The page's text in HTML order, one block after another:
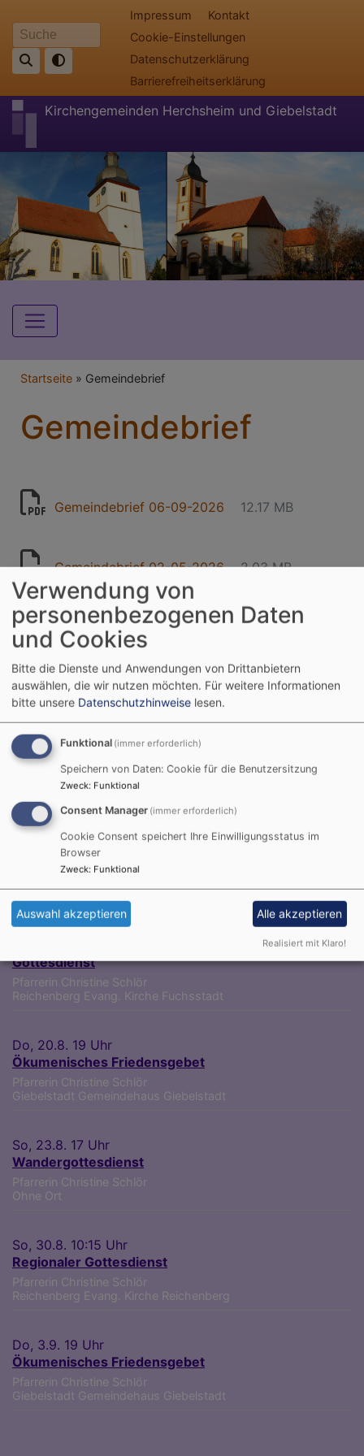
zum
Inhalt
Suche
Fußbereichsmenü
Impressum
Kontakt
Cookie-Einstellungen
Datenschutzerklärung
Barrierefreiheitserklärung
Kirchengemeinden Herchsheim und Giebelstadt
Hauptnavigation
Breadcrumb
Startseite Gemeindebrief
Gemeindebrief
Gemeindebrief 06-09-2026 12.17 MB
Gemeindebrief 02-05-2026 2.03 MB
Tageslosung
Siehe, was ich früher verkündigt habe, ist
gekommen. So verkündige ich auch Neues; ehe
denn es sprosst, lasse ich's euch hören.
Jesaja 42,9
Der Menschensohn ist's, der den guten Samen sät.
Matthäus 13,37-38
© Evangelische Brüder-Unität –
Weitere Informationen finden Sie
Nächste Gottesdienste
Gottesdienst
Pfarrerin Christine Schlör
Reichenberg Evang. Kirche Fuchsstadt
Do, 20.8. 19 Uhr
Ökumenisches Friedensgebet
Pfarrerin Christine Schlör
Giebelstadt Gemeindehaus Giebelstadt
So, 23.8. 17 Uhr
Wandergottesdienst
Pfarrerin Christine Schlör
Ohne Ort
So, 30.8. 10:15 Uhr
Regionaler Gottesdienst
Pfarrerin Christine Schlör
Reichenberg Evang. Kirche Reichenberg
Do, 3.9. 19 Uhr
Ökumenisches Friedensgebet
Pfarrerin Christine Schlör
Giebelstadt Gemeindehaus Giebelstadt
Verwendung von
personenbezogenen Daten
und Cookies
Bitte die Dienste und Anwendungen von Drittanbietern
auswählen, die wir nutzen möchten. Für weitere Informationen
bitte unsere Datenschutzhinweise lesen.
Funktional (immer erforderlich)
Speichern von Daten: Cookie für die Benutzersitzung
Zweck: Funktional
Consent Manager (immer erforderlich)
Cookie Consent speichert Ihre Einwilligungsstatus im
Browser
Zweck: Funktional
Auswahl akzeptieren Alle akzeptieren
Realisiert mit Klaro!